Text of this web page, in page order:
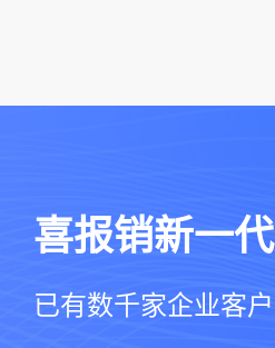
喜报销新一
已有数千家企业客